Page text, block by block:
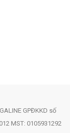
GPĐKKD số
MST: 0105931292